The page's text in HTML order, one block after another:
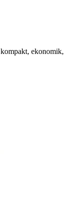
ekonomik,